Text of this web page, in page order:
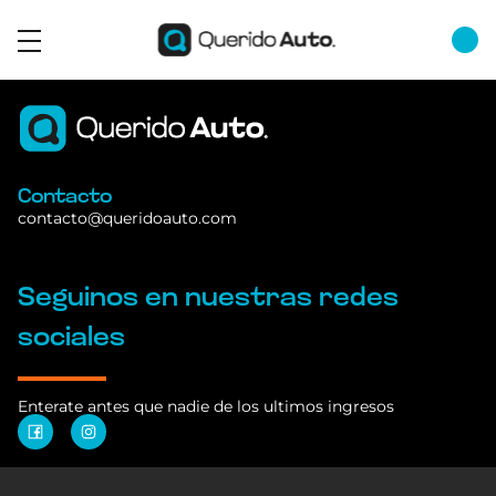
Contacto
contacto@queridoauto.com
Seguinos en nuestras redes
sociales
Enterate antes que nadie de los ultimos ingresos